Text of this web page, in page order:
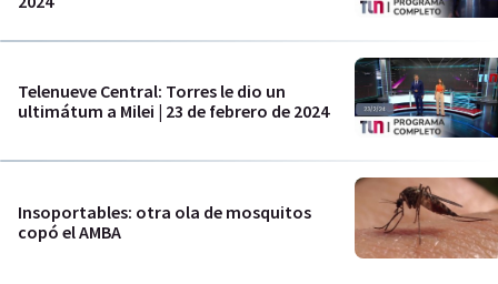
Telenueve Central: Torres le dio un
ultimátum a Milei | 23 de febrero de 2024
Insoportables: otra ola de mosquitos
copó el AMBA